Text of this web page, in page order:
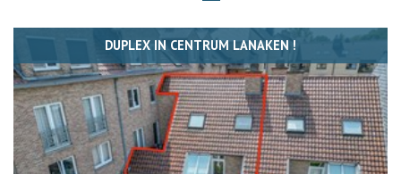
DUPLEX IN CENTRUM LANAKEN !